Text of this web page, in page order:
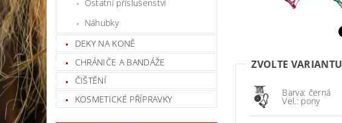
Ostatní příslušenství
Náhubky
DEKY NA KONĚ
CHRÁNIČE A BANDÁŽE
ČIŠTĚNÍ
KOSMETICKÉ PŘÍPRAVKY
ZVOLTE VARIANTU
Barva: černá
Vel.: pony